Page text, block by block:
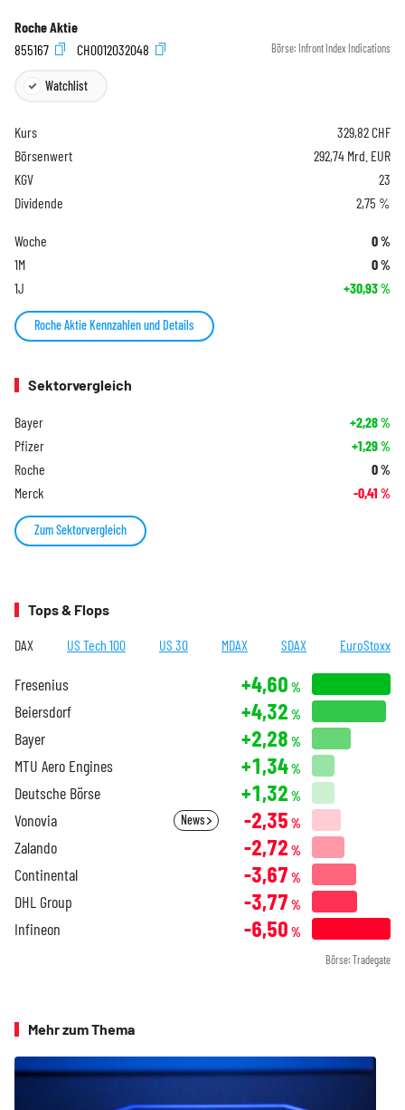
Roche Aktie
855167
CH0012032048 Börse: Infront Index Indications
Watchlist
Kurs 329,82CHF
Börsenwert
292,74 Mrd. EUR
KGV
23
Dividende
2,75 %
Woche 0%
1M 0%
1J +30,93%
Roche Aktie Kennzahlen und Details
Sektorvergleich
Bayer +2,28%
Pfizer +1,29%
Roche 0%
Merck -0,41 %
Zum Sektorvergleich
Tops & Flops
DAX US Tech 100 US 30 MDAX SDAX EuroStoxx
Fresenius +4,60 %
Beiersdorf +4,32 %
Bayer +2,28 %
MTU Aero Engines +1,34%
Deutsche Börse +1,32 %
Vonovia News -2,35 %
Zalando -2,72 %
Continental -3,67 %
DHL Group -3,77 %
Infineon -6,50 %
Börse: Tradegate
Mehr zum Thema